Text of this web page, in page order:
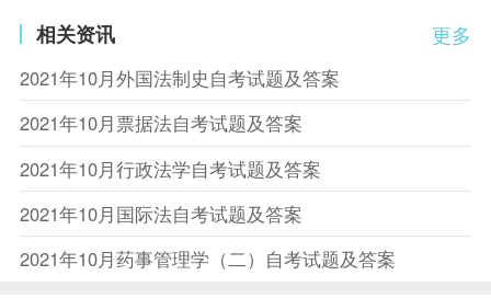
更多
相关资讯
2021年10月外国法制史自考试题及答案
2021年10月票据法自考试题及答案
2021年10月行政法学自考试题及答案
2021年10月国际法自考试题及答案
2021年10月药事管理学（二）自考试题及答案